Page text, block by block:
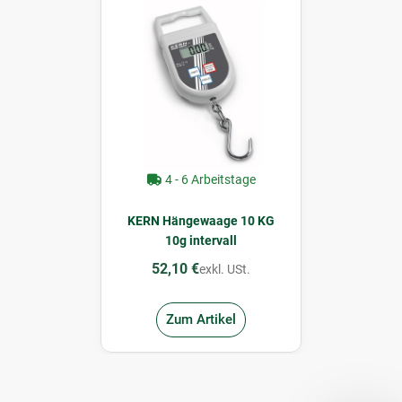
4 - 6 Arbeitstage
KERN Hängewaage 10 KG
10g intervall
52,10 €exkl. USt.
Zum Artikel